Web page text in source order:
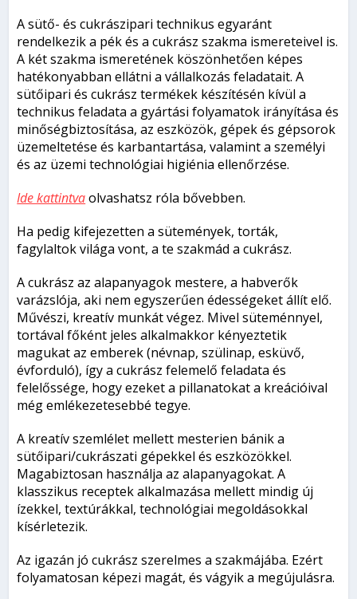
A sütő- és cukrászipari technikus egyaránt
rendelkezik a pék és a cukrász szakma ismereteivel is.
A két szakma ismeretének köszönhetően képes
hatékonyabban ellátni a vállalkozás feladatait. A
sütőipari és cukrász termékek készítésén kívül a
technikus feladata a gyártási folyamatok irányítása és
minőségbiztosítása, az eszközök, gépek és gépsorok
üzemeltetése és karbantartása, valamint a személyi
és az üzemi technológiai higiénia ellenőrzése.
Ide kattintvaolvashatsz róla bővebben.
Ha pedig kifejezetten a sütemények, torták,
fagylaltok világa vont, a te szakmád a cukrász.
A cukrász az alapanyagok mestere, a habverők
varázslója, aki nem egyszerűen édességeket állít elő.
Művészi, kreatív munkát végez. Mivel süteménnyel,
tortával főként jeles alkalmakkor kényeztetik
magukat az emberek (névnap, szülinap, esküvő,
évforduló), így a cukrász felemelő feladata és
felelőssége, hogy ezeket a pillanatokat a kreációival
még emlékezetesebbé tegye.
A kreatív szemlélet mellett mesterien bánik a
sütőipari/cukrászati gépekkel és eszközökkel.
Magabiztosan használja az alapanyagokat. A
klasszikus receptek alkalmazása mellett mindig új
ízekkel, textúrákkal, technológiai megoldásokkal
kísérletezik.
Az igazán jó cukrász szerelmes a szakmájába. Ezért
folyamatosan képezi magát, és vágyik a megújulásra.